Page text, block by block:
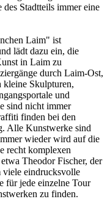
Stadtteils immer eine
Laim" ist
lädt dazu ein, die
in Laim zu
durch Laim-Ost,
kleine Skulpturen,
und
sind nicht immer
finden bei den
Alle Kunstwerke sind
wieder wird auf die
recht komplexen
Theodor Fischer, der
viele eindrucksvolle
für jede einzelne Tour
zu finden.